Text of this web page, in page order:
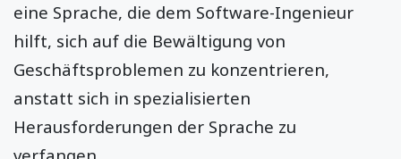
eine Sprache, die dem Software-Ingenieur
hilft, sich auf die Bewältigung von
Geschäftsproblemen zu konzentrieren,
anstatt sich in spezialisierten
Herausforderungen der Sprache zu